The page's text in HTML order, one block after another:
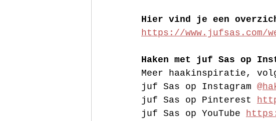
Hier vind je een
https://www.jufsas.com/
Haken met juf Sas op
Meer haakinspiratie,
juf Sas op Instagram
juf Sas op Pinterest
juf Sas op YouTube